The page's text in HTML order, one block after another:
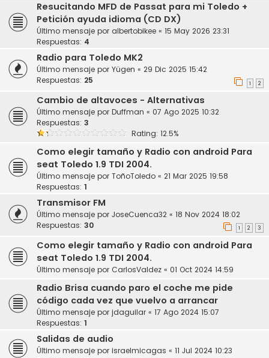
Resucitando MFD de Passat para mi Toledo +
Petición ayuda idioma (CD DX)
Último mensaje por albertobikee « 15 May 2026 23:31
Respuestas: 4
Radio para Toledo MK2
Último mensaje por Yügen « 29 Dic 2025 15:42
Respuestas: 25 1 2
Cambio de altavoces - Alternativas
Último mensaje por Duffman « 07 Ago 2025 10:32
Respuestas: 3
Rating: 12.5%
Como elegir tamaño y Radio con android Para
seat Toledo 1.9 TDI 2004.
Último mensaje por ToñoToledo « 21 Mar 2025 19:58
Respuestas: 1
Transmisor FM
Último mensaje por JoseCuenca32 « 18 Nov 2024 18:02
Respuestas: 30 1 2 3
Como elegir tamaño y Radio con android Para
seat Toledo 1.9 TDI 2004.
Último mensaje por CarlosValdez « 01 Oct 2024 14:59
Radio Brisa cuando paro el coche me pide
código cada vez que vuelvo a arrancar
Último mensaje por jdaguilar « 17 Ago 2024 15:07
Respuestas: 1
Salidas de audio
Último mensaje por israelmicagas « 11 Jul 2024 10:23